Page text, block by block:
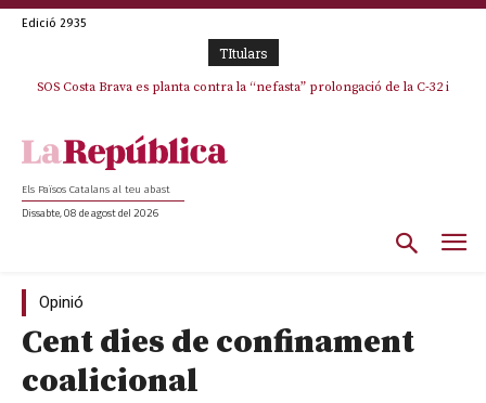
Edició 2935
TItulars
SOS Costa Brava es planta contra la “nefasta” prolongació de la C-32 i
La memòria viva de Josep Sunyol uneix l’esport i la cultura en un emotiu
Els Països Catalans al teu abast
Dissabte, 08 de agost del 2026
Opinió
Cent dies de confinament
coalicional